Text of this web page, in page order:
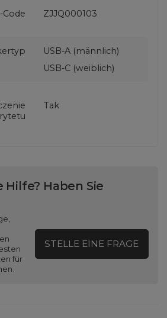
ZJJQ000103
USB-A (männlich)
USB-C (weiblich)
Tak
Hilfe? Haben Sie
für
STELLE EINE FRAGE